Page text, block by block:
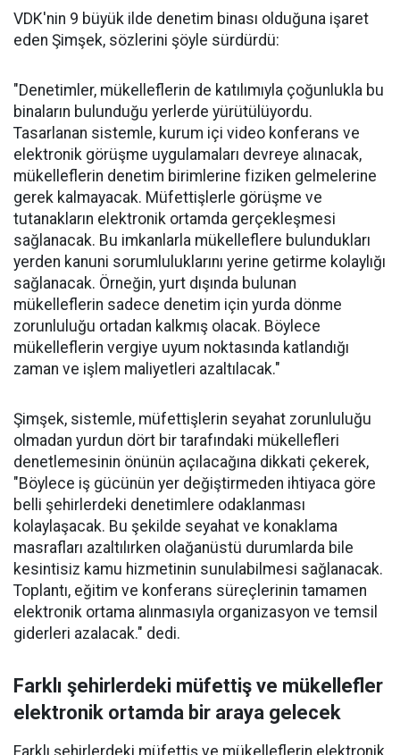
VDK'nin 9 büyük ilde denetim binası olduğuna işaret
eden Şimşek, sözlerini şöyle sürdürdü:
"Denetimler, mükelleflerin de katılımıyla çoğunlukla bu
binaların bulunduğu yerlerde yürütülüyordu.
Tasarlanan sistemle, kurum içi video konferans ve
elektronik görüşme uygulamaları devreye alınacak,
mükelleflerin denetim birimlerine fiziken gelmelerine
gerek kalmayacak. Müfettişlerle görüşme ve
tutanakların elektronik ortamda gerçekleşmesi
sağlanacak. Bu imkanlarla mükelleflere bulundukları
yerden kanuni sorumluluklarını yerine getirme kolaylığı
sağlanacak. Örneğin, yurt dışında bulunan
mükelleflerin sadece denetim için yurda dönme
zorunluluğu ortadan kalkmış olacak. Böylece
mükelleflerin vergiye uyum noktasında katlandığı
zaman ve işlem maliyetleri azaltılacak."
Şimşek, sistemle, müfettişlerin seyahat zorunluluğu
olmadan yurdun dört bir tarafındaki mükellefleri
denetlemesinin önünün açılacağına dikkati çekerek,
"Böylece iş gücünün yer değiştirmeden ihtiyaca göre
belli şehirlerdeki denetimlere odaklanması
kolaylaşacak. Bu şekilde seyahat ve konaklama
masrafları azaltılırken olağanüstü durumlarda bile
kesintisiz kamu hizmetinin sunulabilmesi sağlanacak.
Toplantı, eğitim ve konferans süreçlerinin tamamen
elektronik ortama alınmasıyla organizasyon ve temsil
giderleri azalacak." dedi.
Farklı şehirlerdeki müfettiş ve mükellefler
elektronik ortamda bir araya gelecek